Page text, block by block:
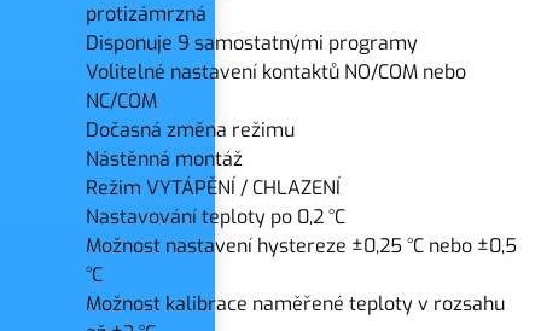
protizámrzná
Disponuje 9 samostatnými programy
Volitelné nastavení kontaktů NO/COM nebo
NC/COM
Dočasná změna režimu
Nástěnná montáž
Režim VYTÁPĚNÍ / CHLAZENÍ
Nastavování teploty po 0,2 °C
Možnost nastavení hystereze ±0,25 °C nebo ±0,5
°C
Možnost kalibrace naměřené teploty v rozsahu